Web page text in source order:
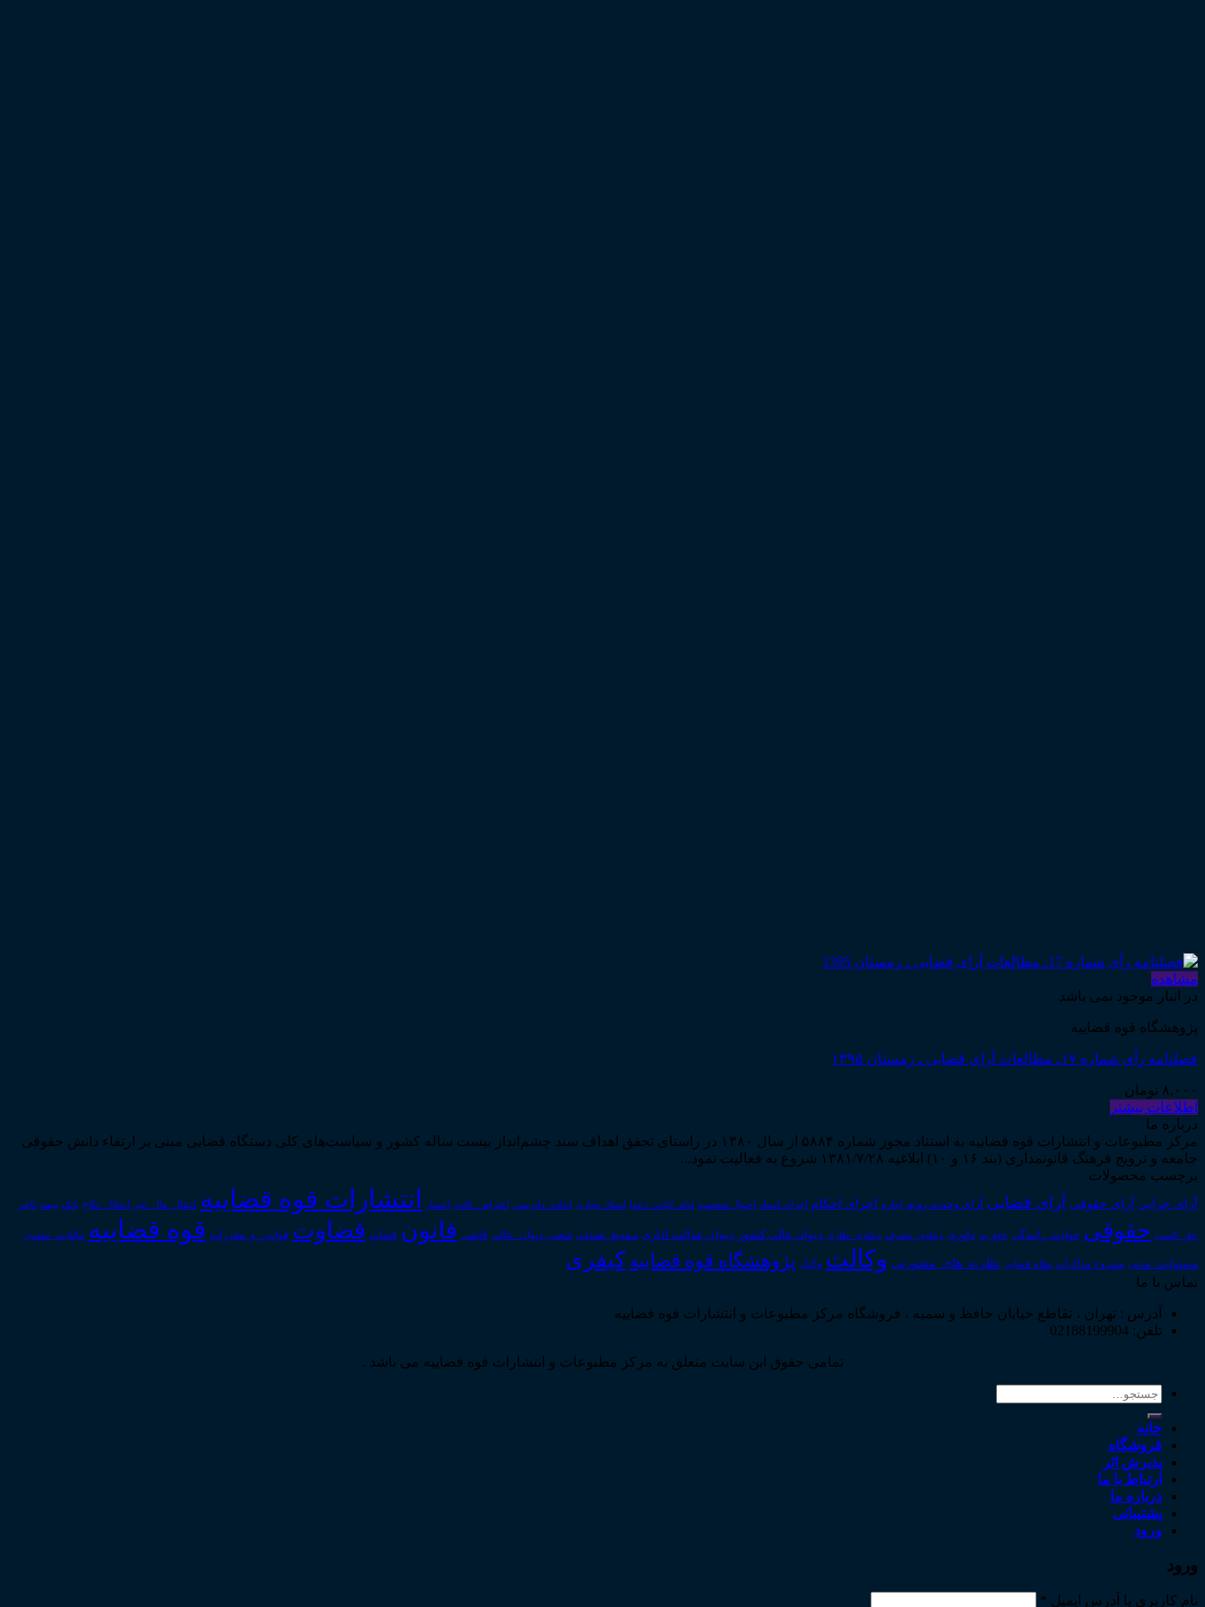
مشاهده
در انبار موجود نمی باشد
پژوهشگاه قوه قضاییه
فصلنامه رأی شماره ۱۷ـ مطالعات آرای قضایی ـ زمستان ۱۳۹۵
۸,۰۰۰ تومان
اطلاعات بیشتر
درباره ما
مرکز مطبوعات و انتشارات قوه قضاییه به استناد مجوز شماره ۵۸۸۴ از سال ۱۳۸۰ در راستای تحقق اهداف سند چشم‌انداز بیست ساله کشور و سیاست‌های کلی دستگاه قضایی مبنی بر ارتقاء دانش حقوقی
جامعه و ترویج فرهنگ قانونمداری (بند ۱۶ و ۱۰) ابلاغیه ۱۳۸۱/۷/۲۸ شروع به فعالیت نمود...
برچسب محصولات
آرای جزایی آرای حقوقی آرای قضایی آرای وحدت رویه اجاره اجرای احکام اجرای اسناد احوال شخصیه ادله_اثبات_دعوا اسناد_تجاری اعاده_دادرسی اعتراض_ثالث اعسار انتشارات قوه قضاییه انتقال_مال_غیر انحلال_نکاح بانک بیمه تاجر
حق_کسب حقوقی حوادث_رانندگی خلع_ید داوری دعاوی_تصرف دعاوی_طاری دیوان عالی کشور دیوان عدالت اداری سقوط_تعهدات شعب_دیوان_عالی قاضی قانون قضات قضاوت قوانین_و_مقررات قوه قضاییه مالکیت_معنوی
مسئولیت_مدنی مشروح مذاکرات نظام قضایی نظریه_های_مشورتی وکالت وکیل پژوهشگاه قوه قضاییه کیفری
تماس با ما
آدرس : تهران ، تقاطع خیابان حافظ و سمیه ، فروشگاه مرکز مطبوعات و انتشارات قوه قضاییه
تلفن: 02188199904
تمامی حقوق این سایت متعلق به مرکز مطبوعات و انتشارات قوه قضاییه می باشد .
جستجو
خانه
فروشگاه
پذیرش اثر
ارتباط با ما
درباره ما
پشتیبانی
ورود
ورود
نام کاربری یا آدرس ایمیل *